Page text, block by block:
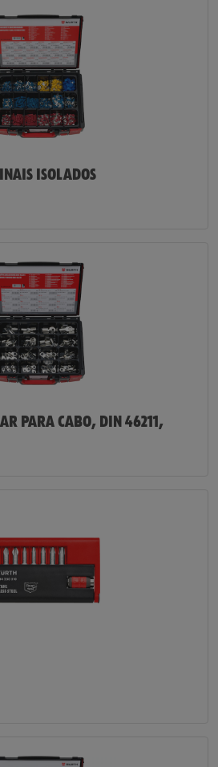
ISOLADOS
PARA CABO, DIN 46211,